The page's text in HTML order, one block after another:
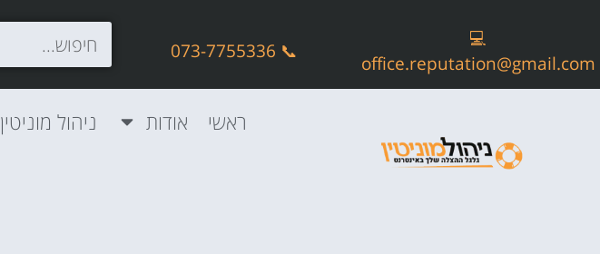
💻
office.reputation@gmail.com
📞 073-7755336
ראשי אודות ניהול מוניטין